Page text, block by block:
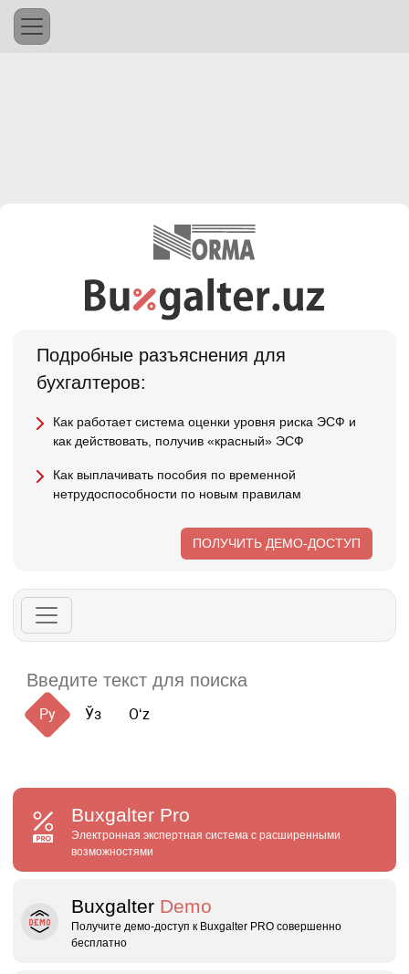
Подробные разъяснения для
бухгалтеров:
Как работает система оценки уровня риска ЭСФ и
как действовать, получив «красный» ЭСФ
Как выплачивать пособия по временной
нетрудоспособности по новым правилам
ПОЛУЧИТЬ ДЕМО-ДОСТУП
Ру Ўз Oʻz
Buxgalter Pro
Электронная экспертная система с расширенными
возможностями
Buxgalter Demo
Получите демо‑доступ к Buxgalter PRO совершенно
бесплатно